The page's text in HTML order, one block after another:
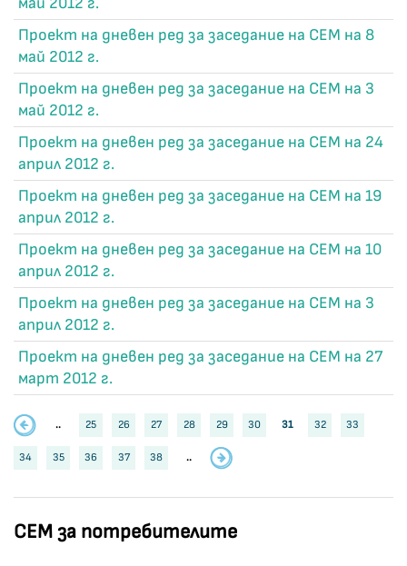
СЕМ за потребителите
Проект на дневен ред за заседание на СЕМ на 8
май 2012 г.
Проект на дневен ред за заседание на СЕМ на 3
май 2012 г.
Проект на дневен ред за заседание на СЕМ на 24
април 2012 г.
Проект на дневен ред за заседание на СЕМ на 19
април 2012 г.
Проект на дневен ред за заседание на СЕМ на 10
април 2012 г.
Проект на дневен ред за заседание на СЕМ на 3
април 2012 г.
Проект на дневен ред за заседание на СЕМ на 27
март 2012 г.
.. 25 26 27 28 29 30 31 32 33
34 35 36 37 38 ..